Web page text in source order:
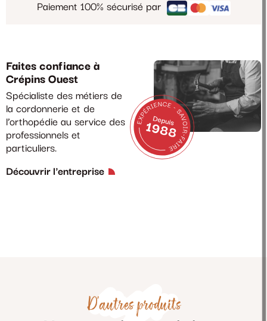
Paiement 100% sécurisé par
Faites confiance à
Crépins Ouest
Spécialiste des métiers de
la cordonnerie et de
l’orthopédie au service des
professionnels et
particuliers.
Découvrir l'entreprise
D'autres produits